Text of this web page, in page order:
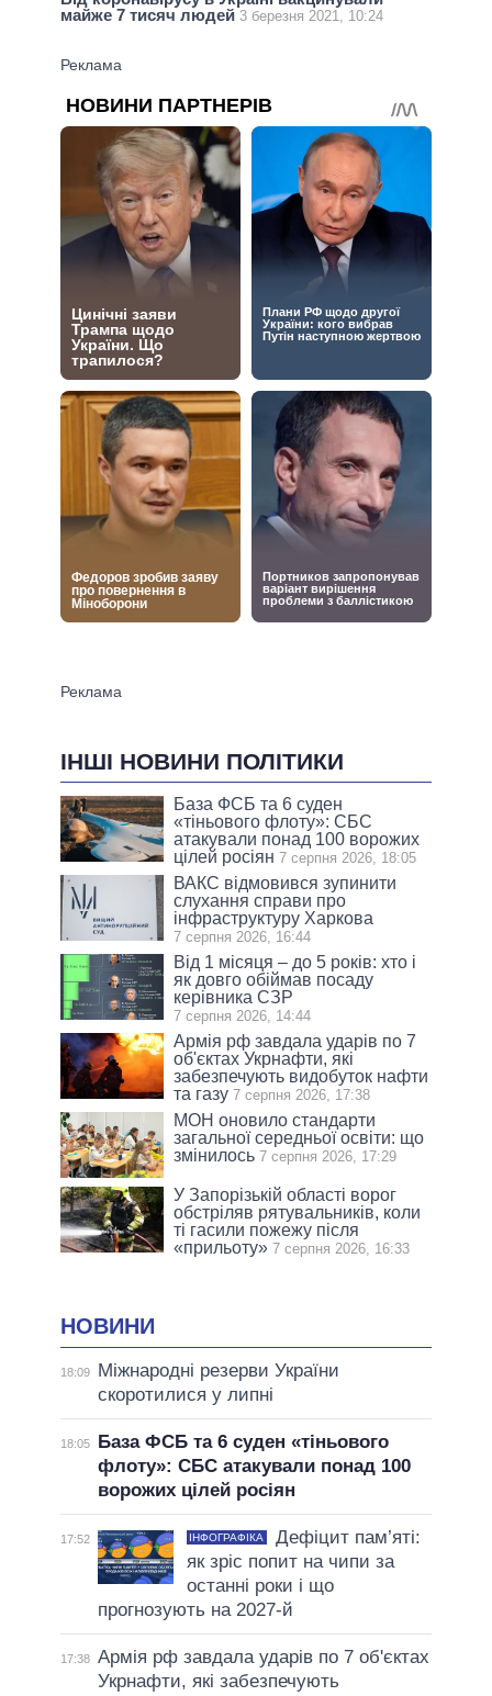
майже 7 тисяч людей 3 березня 2021, 10:24
ІНШІ НОВИНИ ПОЛІТИКИ
База ФСБ та 6 суден
«тіньового флоту»: СБС
атакували понад 100 ворожих
цілей росіян 7 серпня 2026, 18:05
ВАКС відмовився зупинити
слухання справи про
інфраструктуру Харкова
7 серпня 2026, 16:44
Від 1 місяця – до 5 років: хто і
як довго обіймав посаду
керівника СЗР
7 серпня 2026, 14:44
Армія рф завдала ударів по 7
об'єктах Укрнафти, які
забезпечують видобуток нафти
та газу 7 серпня 2026, 17:38
МОН оновило стандарти
загальної середньої освіти: що
змінилось 7 серпня 2026, 17:29
У Запорізькій області ворог
обстріляв рятувальників, коли
ті гасили пожежу після
«прильоту» 7 серпня 2026, 16:33
НОВИНИ
18:09
Міжнародні резерви України
скоротилися у липні
18:05
База ФСБ та 6 суден «тіньового
флоту»: СБС атакували понад 100
ворожих цілей росіян
17:52 ІНФОГРАФІКА
Дефіцит пам’яті:
як зріс попит на чипи за
останні роки і що
прогнозують на 2027-й
17:38 Армія рф завдала ударів по 7 об'єктах
Укрнафти, які забезпечують